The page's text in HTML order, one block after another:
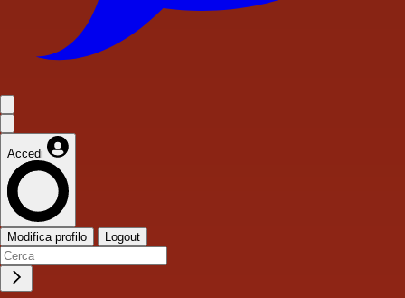
Accedi
Modifica profilo Logout